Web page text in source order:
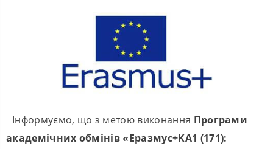
Інформуємо, що з метою виконання Програми
академічних обмінів «Еразмус+KA1 (171):